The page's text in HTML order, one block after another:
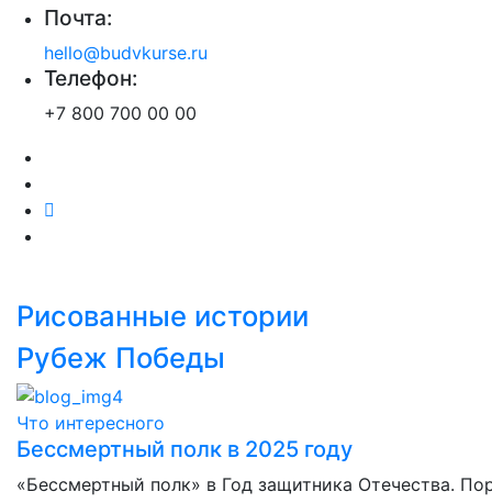
Почта:
hello@budvkurse.ru
Телефон:
+7 800 700 00 00
Рисованные истории
Рубеж Победы
Что интересного
Бессмертный полк в 2025 году
«Бессмертный полк» в Год защитника Отечества.